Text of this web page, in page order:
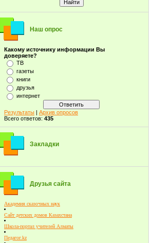
Наш опрос
Какому источнику информации Вы
доверяете?
ТВ
газеты
книги
друзья
интернет
Результаты | Архив опросов
Всего ответов: 435
Закладки
Друзья сайта
Академия сказочных наук
Сайт детских домов Казахстана
Школа-портал учителей Алматы
Педагог.kz